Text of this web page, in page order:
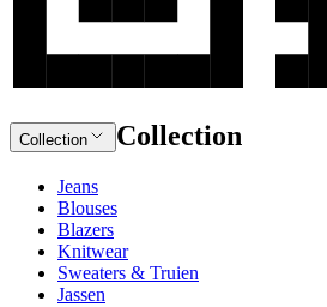
Collection Collection
Jeans
Blouses
Blazers
Knitwear
Sweaters & Truien
Jassen